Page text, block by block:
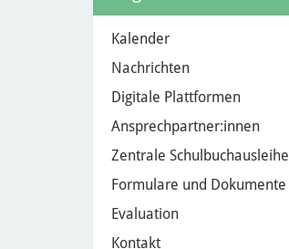
Kalender
Nachrichten
Digitale Plattformen
Ansprechpartner:innen
Zentrale Schulbuchausleihe
Formulare und Dokumente
Evaluation
Kontakt